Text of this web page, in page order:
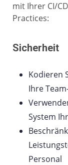
mit Ihrer CI/
Practices:
Sicherheit
Kodieren
Ihre
System
Personal